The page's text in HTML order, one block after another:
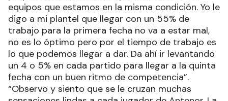
equipos que estamos en la misma condición. Yo le
digo a mi plantel que llegar con un 55% de
trabajo para la primera fecha no va a estar mal,
no es lo óptimo pero por el tiempo de trabajo es
lo que podemos llegar a dar. Da ahí ir levantando
un 4 o 5% en cada partido para llegar a la quinta
fecha con un buen ritmo de competencia”.
“Observo y siento que se le cruzan muchas